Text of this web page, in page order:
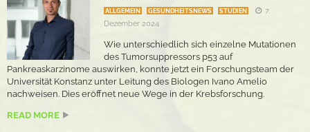
ALLGEMEIN GESUNDHEITSNEWS STUDIEN
7.
Dezember 2024
Wie unterschiedlich sich einzelne Mutationen
des Tumorsuppressors p53 auf
Pankreaskarzinome auswirken, konnte jetzt ein Forschungsteam der
Universität Konstanz unter Leitung des Biologen Ivano Amelio
nachweisen. Dies eröffnet neue Wege in der Krebsforschung.
READ MORE